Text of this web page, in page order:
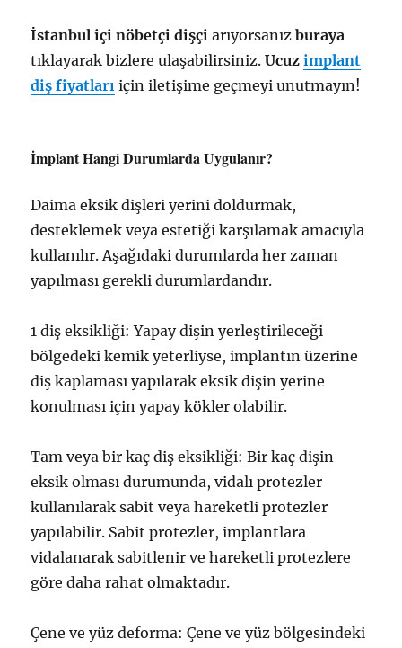
İstanbul içi nöbetçi dişçi arıyorsanızburaya
tıklayarak bizlere ulaşabilirsiniz.Ucuzimplant
diş fiyatları için iletişime geçmeyi unutmayın!
İmplant Hangi Durumlarda Uygulanır?
Daima eksik dişleri yerini doldurmak,
desteklemek veya estetiği karşılamak amacıyla
kullanılır. Aşağıdaki durumlarda her zaman
yapılması gerekli durumlardandır.
1 diş eksikliği: Yapay dişin yerleştirileceği
bölgedeki kemik yeterliyse, implantın üzerine
diş kaplaması yapılarak eksik dişin yerine
konulması için yapay kökler olabilir.
Tam veya bir kaç diş eksikliği: Bir kaç dişin
eksik olması durumunda, vidalı protezler
kullanılarak sabit veya hareketli protezler
yapılabilir. Sabit protezler, implantlara
vidalanarak sabitlenir ve hareketli protezlere
göre daha rahat olmaktadır.
Çene ve yüz deforma: Çene ve yüz bölgesindeki